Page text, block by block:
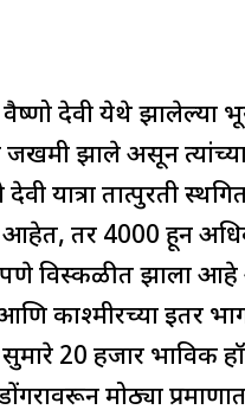
h
देवी येथे झालेल्या
झाले असून
यात्रा तात्पुरती
आहेत, तर 4000 हून
विस्कळीत झाला आहे
काश्मीरच्या इतर
20 हजार भाविक
मोठ्या प्रमाणात